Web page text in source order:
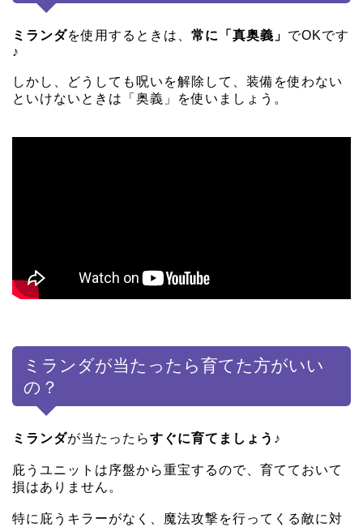
ミランダを使用するときは、 常に「真奥義」 でOKです
♪
しかし、どうしても呪いを解除して、装備を使わない
といけないときは「奥義」を使いましょう。
ミランダが当たったら育てた方がいい
の？
ミランダが当たったらすぐに育てましょう♪
庇うユニットは序盤から重宝するので、育てておいて
損はありません。
特に庇うキラーがなく、魔法攻撃を行ってくる敵に対